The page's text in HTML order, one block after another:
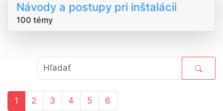
Návody a postupy pri inštalácii
100 témy
1 2 3 4 5 6